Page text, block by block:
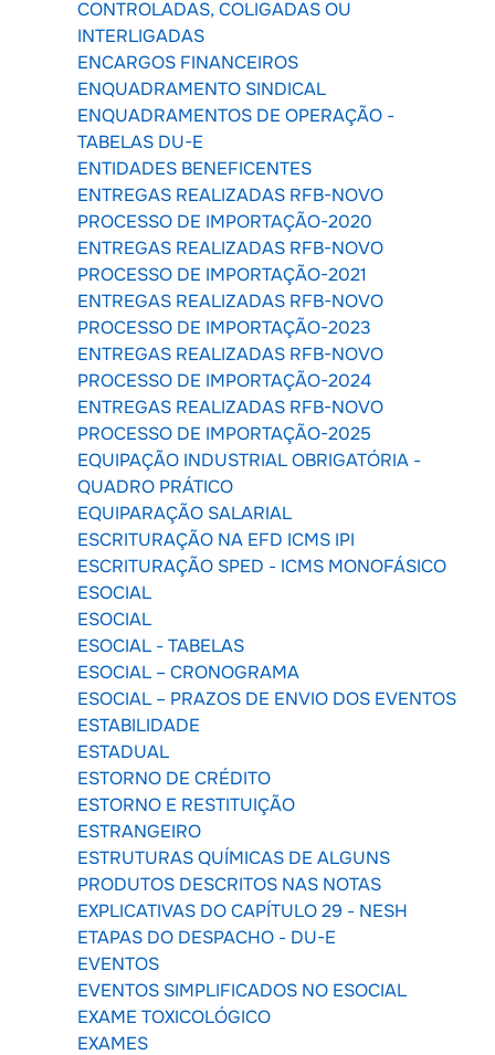
CONTROLADAS, COLIGADAS OU
INTERLIGADAS
ENCARGOS FINANCEIROS
ENQUADRAMENTO SINDICAL
ENQUADRAMENTOS DE OPERAÇÃO -
TABELAS DU-E
ENTIDADES BENEFICENTES
ENTREGAS REALIZADAS RFB-NOVO
PROCESSO DE IMPORTAÇÃO-2020
ENTREGAS REALIZADAS RFB-NOVO
PROCESSO DE IMPORTAÇÃO-2021
ENTREGAS REALIZADAS RFB-NOVO
PROCESSO DE IMPORTAÇÃO-2023
ENTREGAS REALIZADAS RFB-NOVO
PROCESSO DE IMPORTAÇÃO-2024
ENTREGAS REALIZADAS RFB-NOVO
PROCESSO DE IMPORTAÇÃO-2025
EQUIPAÇÃO INDUSTRIAL OBRIGATÓRIA -
QUADRO PRÁTICO
EQUIPARAÇÃO SALARIAL
ESCRITURAÇÃO NA EFD ICMS IPI
ESCRITURAÇÃO SPED - ICMS MONOFÁSICO
ESOCIAL
ESOCIAL
ESOCIAL - TABELAS
ESOCIAL – CRONOGRAMA
ESOCIAL – PRAZOS DE ENVIO DOS EVENTOS
ESTABILIDADE
ESTADUAL
ESTORNO DE CRÉDITO
ESTORNO E RESTITUIÇÃO
ESTRANGEIRO
ESTRUTURAS QUÍMICAS DE ALGUNS
PRODUTOS DESCRITOS NAS NOTAS
EXPLICATIVAS DO CAPÍTULO 29 - NESH
ETAPAS DO DESPACHO - DU-E
EVENTOS
EVENTOS SIMPLIFICADOS NO ESOCIAL
EXAME TOXICOLÓGICO
EXAMES